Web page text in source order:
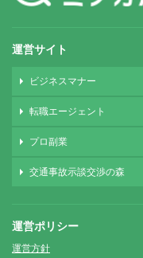
運営サイト
ビジネスマナー
転職エージェント
プロ副業
交通事故示談交渉の森
運営ポリシー
運営方針